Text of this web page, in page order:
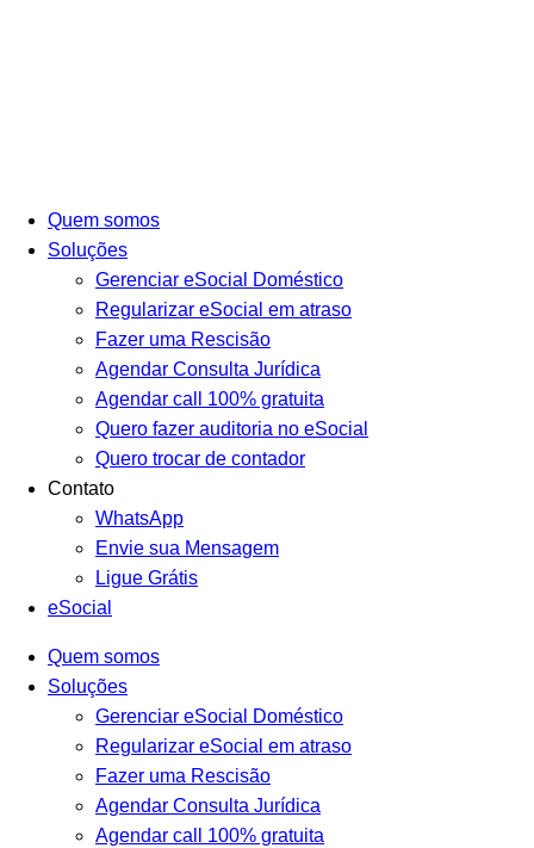
Quem somos
Soluções
Gerenciar eSocial Doméstico
Regularizar eSocial em atraso
Fazer uma Rescisão
Agendar Consulta Jurídica
Agendar call 100% gratuita
Quero fazer auditoria no eSocial
Quero trocar de contador
Contato
WhatsApp
Envie sua Mensagem
Ligue Grátis
eSocial
Quem somos
Soluções
Gerenciar eSocial Doméstico
Regularizar eSocial em atraso
Fazer uma Rescisão
Agendar Consulta Jurídica
Agendar call 100% gratuita